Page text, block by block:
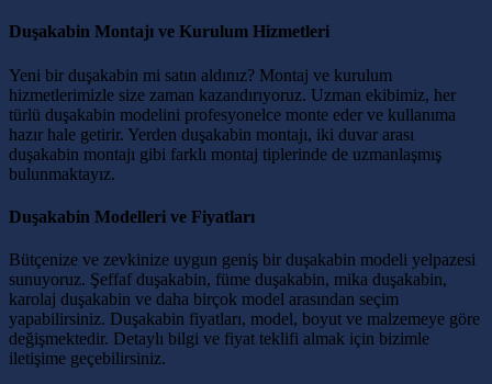
Duşakabin Montajı ve Kurulum Hizmetleri
Yeni bir duşakabin mi satın aldınız? Montaj ve kurulum
hizmetlerimizle size zaman kazandırıyoruz. Uzman ekibimiz, her
türlü duşakabin modelini profesyonelce monte eder ve kullanıma
hazır hale getirir. Yerden duşakabin montajı, iki duvar arası
duşakabin montajı gibi farklı montaj tiplerinde de uzmanlaşmış
bulunmaktayız.
Duşakabin Modelleri ve Fiyatları
Bütçenize ve zevkinize uygun geniş bir duşakabin modeli yelpazesi
sunuyoruz. Şeffaf duşakabin, füme duşakabin, mika duşakabin,
karolaj duşakabin ve daha birçok model arasından seçim
yapabilirsiniz. Duşakabin fiyatları, model, boyut ve malzemeye göre
değişmektedir. Detaylı bilgi ve fiyat teklifi almak için bizimle
iletişime geçebilirsiniz.